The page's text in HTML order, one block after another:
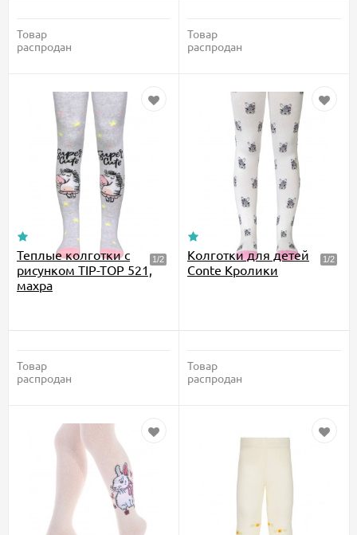
Товар
распродан
Товар
распродан
Теплые колготки с
рисунком TIP-TOP 521,
махра
Товар
распродан
Колготки для детей
Conte Кролики
Товар
распродан